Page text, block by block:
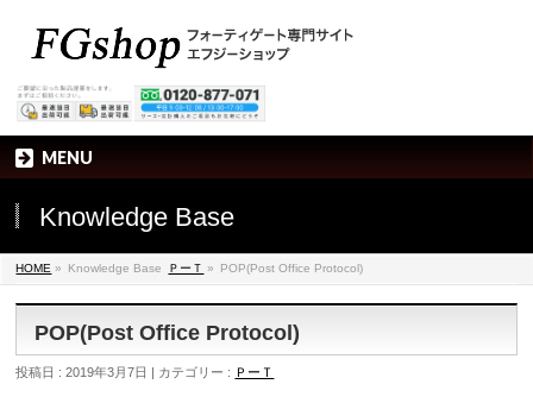
MENU
Knowledge Base
HOME » Knowledge Base ＰーＴ » POP(Post Office Protocol)
POP(Post Office Protocol)
投稿日 : 2019年3月7日 カテゴリー : ＰーＴ